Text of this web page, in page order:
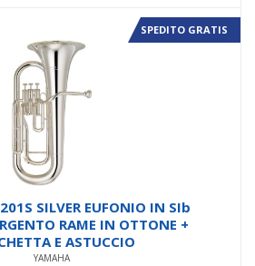
SPEDITO GRATIS
SILVER EUFONIO IN SIb
RAME IN OTTONE +
E ASTUCCIO
YAMAHA